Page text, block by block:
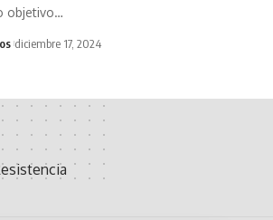
objetivo…
diciembre 17, 2024